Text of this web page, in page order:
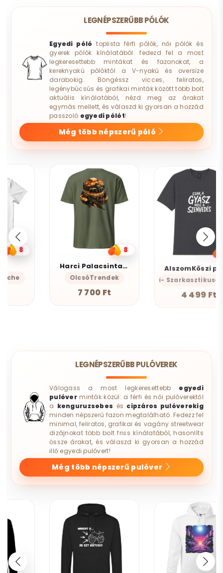
LEGNÉPSZERŰBB PÓLÓK
Egyedi póló toplista férfi pólók, női pólók és
gyerek pólók kínálatából: fedezd fel a most
legkeresettebb mintákat és fazonokat, a
kereknyakú pólóktól a V-nyakú és oversize
darabokig. Böngéssz vicces, feliratos,
legénybúcsús és grafikai minták között több bolt
aktuális kínálatából, nézd meg az árakat
egymás mellett, és válaszd ki gyorsan a hozzád
passzoló egyedi pólót!
Még több népszerű póló
8
Harci Palacsinta - Grafikus Unisex Póló
OlcsóTrendek
AlszomKöszi póló - Csak a gyász meg a szenvedés
AlszomKöszi- Szarkasztikus-Vicces-
4 499 Ft
LEGNÉPSZERŰBB PULÓVEREK
Válogass a most legkeresettebb egyedi
pulóverminták közül: a férfi és női pulóverektől
a kenguruzsebes és cipzáros pulóverekig
minden népszerű fazon megtalálható. Fedezz fel
minimal, feliratos, grafikai és vagány streetwear
dizájnokat több bolt friss kínálatából, hasonlíts
össze árakat, és válaszd ki gyorsan a hozzád
illő egyedi pulóvert!
Még több népszerű pulóver